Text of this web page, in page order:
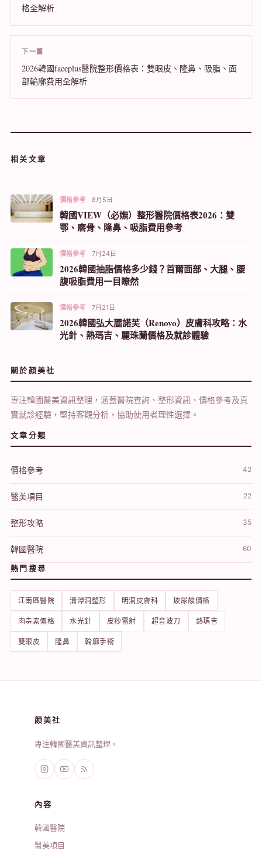
格全解析
下一篇
2026韓國faceplus醫院整形價格表：雙眼皮、隆鼻、吸脂、面
部輪廓費用全解析
相关文章
價格參考 8月5日
韓國VIEW（必嫵）整形醫院價格表2026：雙
鄂、磨骨、隆鼻、吸脂費用參考
價格參考 7月24日
2026韓國抽脂價格多少錢？首爾面部、大腿、腰
腹吸脂費用一目瞭然
價格參考 7月21日
2026韓國弘大麗諾芙（Renovo）皮膚科攻略：水
光針、熱瑪吉、麗珠蘭價格及就診體驗
關於顔美社
專注韓國醫美資訊整理，涵蓋醫院查詢、整形資訊、價格參考及真
實就診經驗，堅持客觀分析，協助使用者理性選擇。
文章分類
價格參考 42
醫美項目 22
整形攻略 35
韓國醫院 60
熱門搜尋
江南區醫院 清潭洞整形 明洞皮膚科 玻尿酸價格
肉毒素價格 水光針 皮秒雷射 超音波刀 熱瑪吉
雙眼皮 隆鼻 輪廓手術
颜美社
專注韓國醫美資訊整理。
內容
韓國醫院
醫美項目